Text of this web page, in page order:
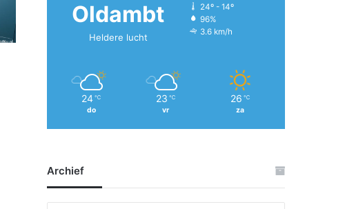
Oldambt
Heldere lucht
24º - 14º
96%
3.6 km/h
24 ℃
do
23 ℃
vr
26 ℃
za
Archief